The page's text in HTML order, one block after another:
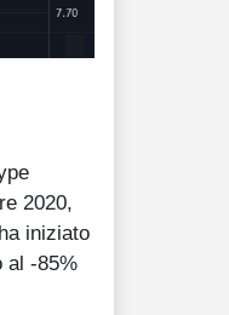
2020,
iniziato
al -85%